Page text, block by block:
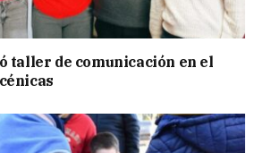
taller de comunicación en el